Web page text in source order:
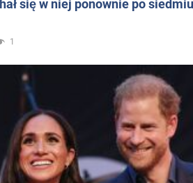
się w niej ponownie po
1